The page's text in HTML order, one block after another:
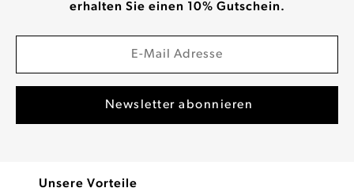
erhalten Sie einen 10% Gutschein.
Unsere Vorteile